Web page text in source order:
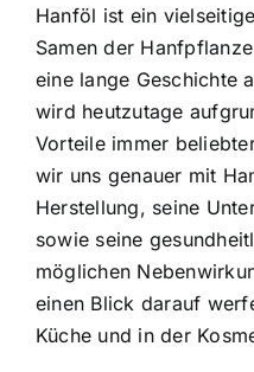
Hanföl ist ein
Samen der
eine lange Geschichte
wird heutzutage
Vorteile immer
wir uns genauer mit
Herstellung, seine
sowie seine
möglichen
einen Blick darauf
Küche und in der